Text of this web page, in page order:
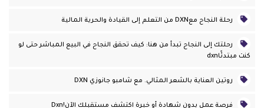
رحلة النجاح معDXN من التعلم إلى القيادة والحرية المالية
رحلتك إلى النجاح تبدأ من هنا: كيف تحقق النجاح في البيع المباشر حتى لو
كنت مبتدئًاdxn
روتين العناية بالشعر المثالي. مع شامبو جانوزي DXN
فرصة عمل بدون شهادة أو خبرة اكتشف مستقبلك الآن!dxn